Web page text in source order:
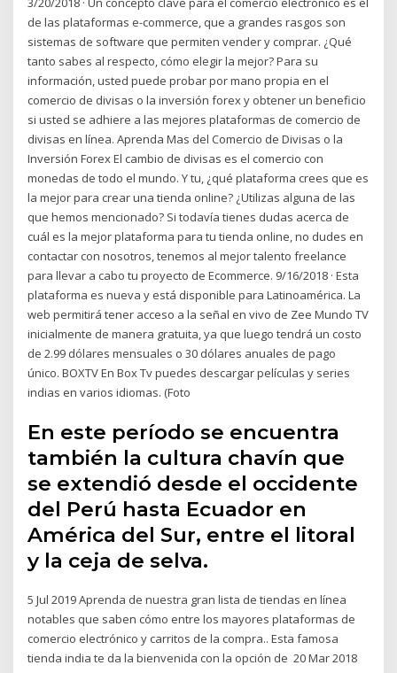
de las plataformas e-commerce, que a grandes rasgos son
sistemas de software que permiten vender y comprar. ¿Qué
tanto sabes al respecto, cómo elegir la mejor? Para su
información, usted puede probar por mano propia en el
comercio de divisas o la inversión forex y obtener un beneficio
si usted se adhiere a las mejores plataformas de comercio de
divisas en línea. Aprenda Mas del Comercio de Divisas o la
Inversión Forex El cambio de divisas es el comercio con
monedas de todo el mundo. Y tu, ¿qué plataforma crees que es
la mejor para crear una tienda online? ¿Utilizas alguna de las
que hemos mencionado? Si todavía tienes dudas acerca de
cuál es la mejor plataforma para tu tienda online, no dudes en
contactar con nosotros, tenemos al mejor talento freelance
para llevar a cabo tu proyecto de Ecommerce. 9/16/2018 · Esta
plataforma es nueva y está disponible para Latinoamérica. La
web permitirá tener acceso a la señal en vivo de Zee Mundo TV
inicialmente de manera gratuita, ya que luego tendrá un costo
de 2.99 dólares mensuales o 30 dólares anuales de pago
único. BOXTV En Box Tv puedes descargar películas y series
indias en varios idiomas. (Foto
En este período se encuentra
también la cultura chavín que
se extendió desde el occidente
del Perú hasta Ecuador en
América del Sur, entre el litoral
y la ceja de selva.
5 Jul 2019 Aprenda de nuestra gran lista de tiendas en línea
notables que saben cómo entre los mayores plataformas de
comercio electrónico y carritos de la compra.. Esta famosa
tienda india te da la bienvenida con la opción de 20 Mar 2018